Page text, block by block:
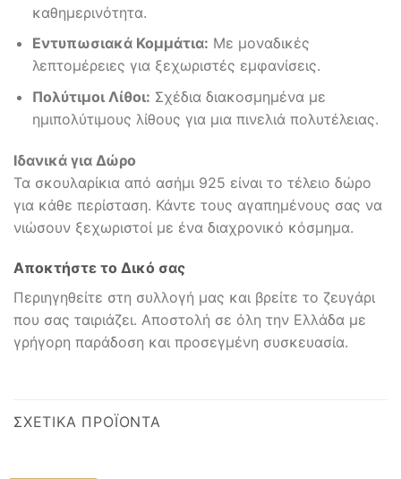
καθημερινότητα.
Εντυπωσιακά Κομμάτια: Με μοναδικές
λεπτομέρειες για ξεχωριστές εμφανίσεις.
Πολύτιμοι Λίθοι: Σχέδια διακοσμημένα με
ημιπολύτιμους λίθους για μια πινελιά πολυτέλειας.
Ιδανικά για Δώρο
Τα σκουλαρίκια από ασήμι 925 είναι το τέλειο δώρο
για κάθε περίσταση. Κάντε τους αγαπημένους σας να
νιώσουν ξεχωριστοί με ένα διαχρονικό κόσμημα.
Αποκτήστε το Δικό σας
Περιηγηθείτε στη συλλογή μας και βρείτε το ζευγάρι
που σας ταιριάζει. Αποστολή σε όλη την Ελλάδα με
γρήγορη παράδοση και προσεγμένη συσκευασία.
ΣΧΕΤΙΚΆ ΠΡΟΪΌΝΤΑ